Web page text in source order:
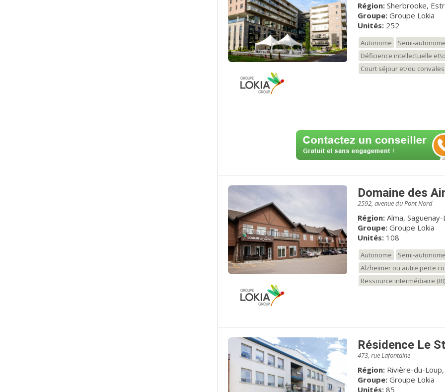
Région: Sherbrooke,
Groupe: Groupe Lokia
Unités:252
Autonome Semi-autonome
Déficience intellectuelle
Court séjour et/ou
Domaine des
2592, avenue du Pont Nord
Région: Alma, Saguenay-
Groupe: Groupe Lokia
Unités:108
Autonome Semi-autonome
Alzheimer ou autre perte
Ressource intermédiaire (RI)
Résidence Le
473, rue Lafontaine
Région: Rivière-du-
Groupe: Groupe Lokia
Unités:85